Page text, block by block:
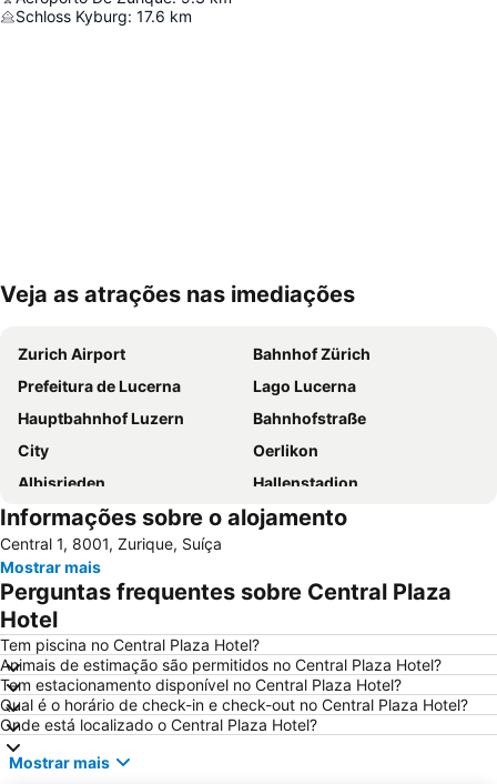
Schloss Kyburg: 17.6 km
Ampliar mapa
Veja as atrações nas imediações
Zurich Airport
Bahnhof Zürich
Prefeitura de Lucerna
Lago Lucerna
Hauptbahnhof Luzern
Bahnhofstraße
City
Oerlikon
Albisrieden
Hallenstadion
City Train
Enge
Zollikon Train Station
Stadthaus
Unterstrass
Lucerne Festival in Summer
Langstrasse
Stadion Letzigrund
Höngg
Altstetten
Rheinfall
Niederdorf und Oberdorf
Opernhaus
Leimbach
Pilatus
Informações sobre o alojamento
Central 1, 8001, Zurique, Suíça
Mostrar mais
Perguntas frequentes sobre Central Plaza
Hotel
Tem piscina no Central Plaza Hotel?
Animais de estimação são permitidos no Central Plaza Hotel?
Tem estacionamento disponível no Central Plaza Hotel?
Qual é o horário de check-in e check-out no Central Plaza Hotel?
Onde está localizado o Central Plaza Hotel?
Mostrar mais